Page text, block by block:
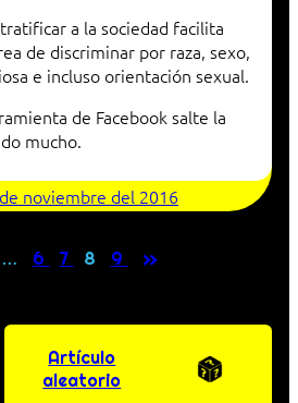
a la sociedad facilita
de discriminar por raza, sexo,
e incluso orientación sexual.
de Facebook salte la
mucho.
noviembre del 2016
… 6 7 8 9 »
Artículo
aleatorio